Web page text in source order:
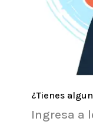
¿Tienes
Ingresa a